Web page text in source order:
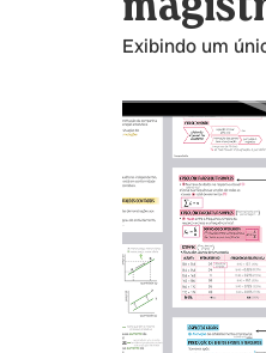
Exibindo um